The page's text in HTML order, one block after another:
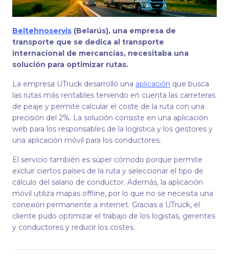
Beltehnoservis (Belarús), una empresa de
transporte que se dedica al transporte
internacional de mercancías, necesitaba una
solución para optimizar rutas.
La empresa UTruck desarrolló una aplicación que busca
las rutas más rentables teniendo en cuenta las carreteras
de peaje y permite calcular el coste de la ruta con una
precisión del 2%. La solución consiste en una aplicación
web para los responsables de la logística y los gestores y
una aplicación móvil para los conductores.
El servicio también es súper cómodo porque permite
excluir ciertos países de la ruta y seleccionar el tipo de
cálculo del salario de conductor. Además, la aplicación
móvil utiliza mapas offline, por lo que no se necesita una
conexión permanente a internet. Gracias a UTruck, el
cliente pudo optimizar el trabajo de los logistas, gerentes
y conductores y reducir los costes.